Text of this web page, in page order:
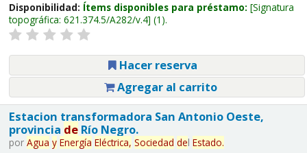
Disponibilidad: Ítems disponibles para préstamo: Signatura
topográfica: 621.374.5/A282/v.4 (1).
Hacer reserva
Agregar al carrito
Estacion transformadora San Antonio Oeste,
provincia deRío Negro.
por Agua y Energía Eléctrica, Sociedad del Estado.